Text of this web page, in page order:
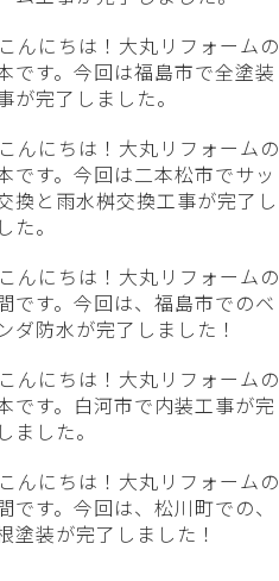
こんにちは！大丸リフォームの
です。今回は福島市で全塗装
が完了しました。
こんにちは！大丸リフォームの
です。今回は二本松市でサッ
換と雨水桝交換工事が完了し
た。
こんにちは！大丸リフォームの
です。今回は、福島市でのベ
ダ防水が完了しました！
こんにちは！大丸リフォームの
です。白河市で内装工事が完
ました。
こんにちは！大丸リフォームの
です。今回は、松川町での、
塗装が完了しました！